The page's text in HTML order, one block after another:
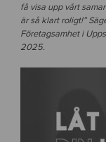
få visa upp vårt
är så klart roligt!” S
Företagsamhet i
2025.